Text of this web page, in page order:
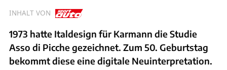
INHALT VON
1973 hatte Italdesign für Karmann die Studie
Asso di Picche gezeichnet. Zum 50. Geburtstag
bekommt diese eine digitale Neuinterpretation.